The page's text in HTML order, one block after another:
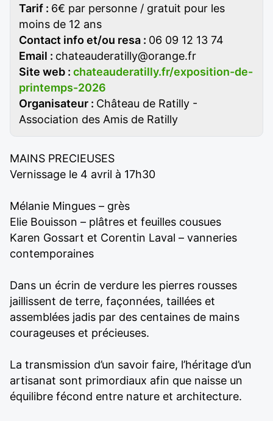
Tarif : 6€ par personne / gratuit pour les
moins de 12 ans
Contact info et/ou resa : 06 09 12 13 74
Email : chateauderatilly@orange.fr
Site web : chateauderatilly.fr/exposition-de-
printemps-2026
Organisateur : Château de Ratilly -
Association des Amis de Ratilly
MAINS PRECIEUSES
Vernissage le 4 avril à 17h30
Mélanie Mingues – grès
Elie Bouisson – plâtres et feuilles cousues
Karen Gossart et Corentin Laval – vanneries
contemporaines
Dans un écrin de verdure les pierres rousses
jaillissent de terre, façonnées, taillées et
assemblées jadis par des centaines de mains
courageuses et précieuses.
La transmission d’un savoir faire, l’héritage d’un
artisanat sont primordiaux afin que naisse un
équilibre fécond entre nature et architecture.